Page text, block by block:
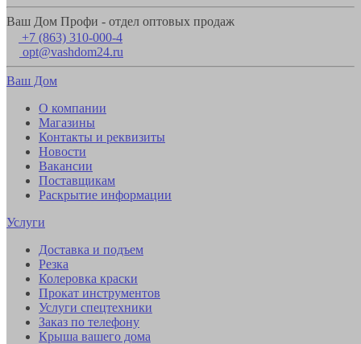
Ваш Дом Профи - отдел оптовых продаж
+7 (863) 310-000-4
opt@vashdom24.ru
Ваш Дом
О компании
Магазины
Контакты и реквизиты
Новости
Вакансии
Поставщикам
Раскрытие информации
Услуги
Доставка и подъем
Резка
Колеровка краски
Прокат инструментов
Услуги спецтехники
Заказ по телефону
Крыша вашего дома